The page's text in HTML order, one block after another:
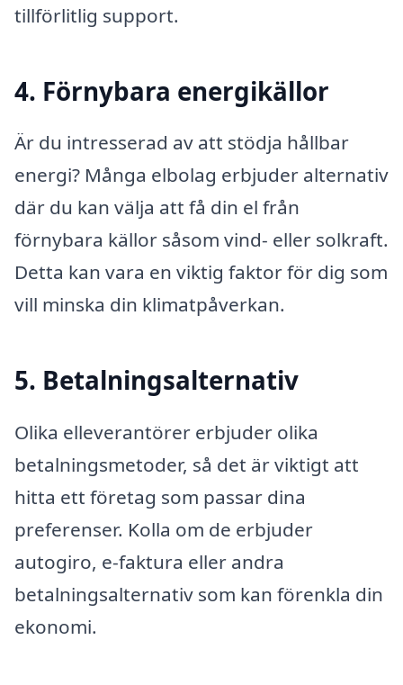
tillförlitlig support.
4. Förnybara energikällor
Är du intresserad av att stödja hållbar
energi? Många elbolag erbjuder alternativ
där du kan välja att få din el från
förnybara källor såsom vind- eller solkraft.
Detta kan vara en viktig faktor för dig som
vill minska din klimatpåverkan.
5. Betalningsalternativ
Olika elleverantörer erbjuder olika
betalningsmetoder, så det är viktigt att
hitta ett företag som passar dina
preferenser. Kolla om de erbjuder
autogiro, e-faktura eller andra
betalningsalternativ som kan förenkla din
ekonomi.